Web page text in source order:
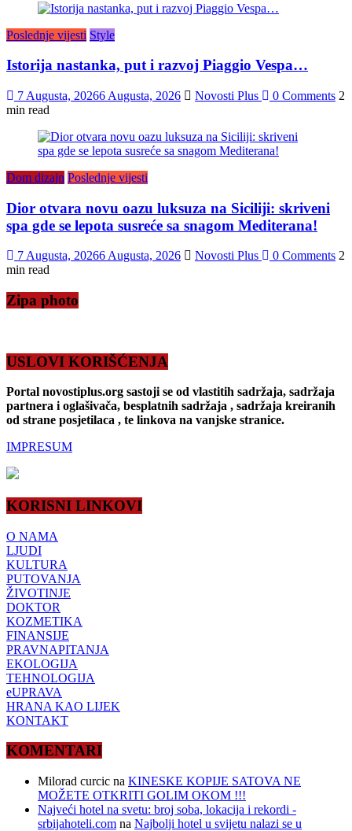
Poslednje vijesti Style
Istorija nastanka, put i razvoj Piaggio Vespa…
7 Augusta, 20266 Augusta, 2026 Novosti Plus 0 Comments 2
min read
Dom dizajn Poslednje vijesti
Dior otvara novu oazu luksuza na Siciliji: skriveni
spa gde se lepota susreće sa snagom Mediterana!
7 Augusta, 20266 Augusta, 2026 Novosti Plus 0 Comments 2
min read
Zipa photo
USLOVI KORIŠĆENJA
Portal novostiplus.org sastoji se od vlastitih sadržaja, sadržaja
partnera i oglašivača, besplatnih sadržaja , sadržaja kreiranih
od strane posjetilaca , te linkova na vanjske stranice.
IMPRESUM
KORISNI LINKOVI
O NAMA
LJUDI
KULTURA
PUTOVANJA
ŽIVOTINJE
DOKTOR
KOZMETIKA
FINANSIJE
PRAVNAPITANJA
EKOLOGIJA
TEHNOLOGIJA
eUPRAVA
HRANA KAO LIJEK
KONTAKT
KOMENTARI
Milorad curcic na KINESKE KOPIJE SATOVA NE
MOŽETE OTKRITI GOLIM OKOM !!!
Najveći hotel na svetu: broj soba, lokacija i rekordi -
srbijahoteli.com na Najbolji hotel u svijetu nalazi se u